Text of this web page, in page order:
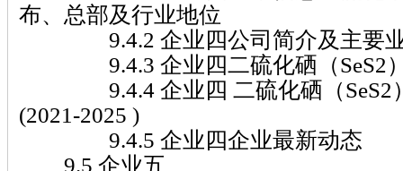
布、总部及行业地位
9.4.2 企业四公司简介及主要
9.4.3 企业四二硫化硒（SeS2
9.4.4 企业四 二硫化硒（SeS2）
(2021-2025 )
9.4.5 企业四企业最新动态
9.5 企业五